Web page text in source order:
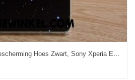
Sony Xperia E5 Hoesje Bescherming Hoes Zwart, Sony Xperia E5 Hoesje Mobiele Telefoon Dun